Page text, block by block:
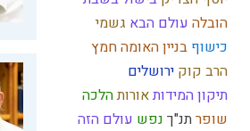
הובלה עולם הבא גשמי
כישוף בניין האומהחמץ
הרב קוק ירושלים
תיקון המידותאורותהלכה
שופרתנ"ך נפש עולם הזה